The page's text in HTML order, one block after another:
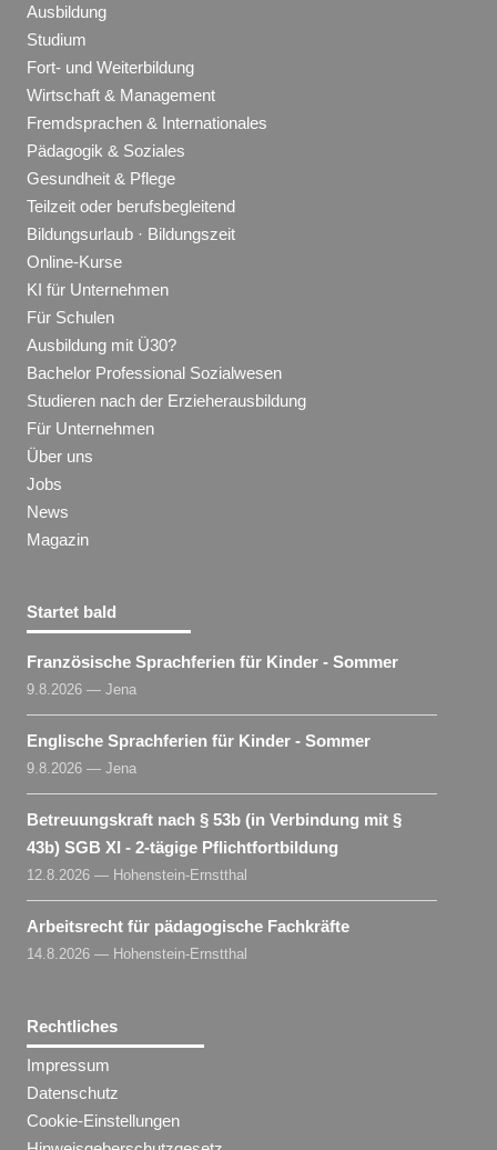
Ausbildung
Studium
Fort- und Weiterbildung
Wirtschaft & Management
Fremdsprachen & Internationales
Pädagogik & Soziales
Gesundheit & Pflege
Teilzeit oder berufsbegleitend
Bildungsurlaub · Bildungszeit
Online-Kurse
KI für Unternehmen
Für Schulen
Ausbildung mit Ü30?
Bachelor Professional Sozialwesen
Studieren nach der Erzieherausbildung
Für Unternehmen
Über uns
Jobs
News
Magazin
Startet bald
Französische Sprachferien für Kinder - Sommer
9.8.2026 — Jena
Englische Sprachferien für Kinder - Sommer
9.8.2026 — Jena
Betreuungskraft nach § 53b (in Verbindung mit §
43b) SGB XI - 2-tägige Pflichtfortbildung
12.8.2026 — Hohenstein-Ernstthal
Arbeitsrecht für pädagogische Fachkräfte
14.8.2026 — Hohenstein-Ernstthal
Rechtliches
Impressum
Datenschutz
Cookie-Einstellungen